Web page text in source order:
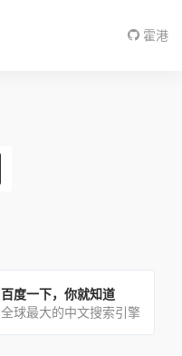
霍港
百度一下，你就知道
全球最大的中文搜索引擎